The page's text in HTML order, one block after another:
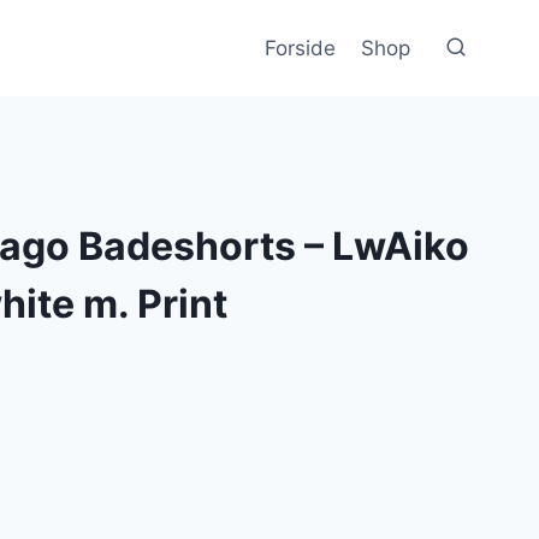
Forside Shop
Badeshorts – LwAiko
m. Print